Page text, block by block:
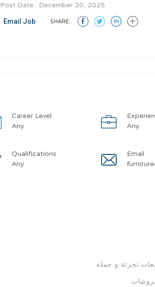
Post Date : December 20, 2025
Email Job SHARE:
Career Level
Any
Any
Qualifications
Any
Email
تجزئة و جملة